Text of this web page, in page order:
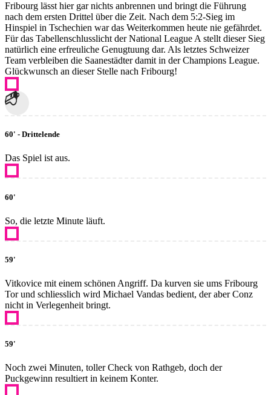
Fribourg lässt hier gar nichts anbrennen und bringt die Führung
nach dem ersten Drittel über die Zeit. Nach dem 5:2-Sieg im
Hinspiel in Tschechien war das Weiterkommen heute nie gefährdet.
Für das Tabellenschlusslicht der National League A stellt dieser Sieg
natürlich eine erfreuliche Genugtuung dar. Als letztes Schweizer
Team verbleiben die Saanestädter damit in der Champions League.
Glückwunsch an dieser Stelle nach Fribourg!
60' - Drittelende
Das Spiel ist aus.
60'
So, die letzte Minute läuft.
59'
Vitkovice mit einem schönen Angriff. Da kurven sie ums Fribourg
Tor und schliesslich wird Michael Vandas bedient, der aber Conz
nicht in Verlegenheit bringt.
59'
Noch zwei Minuten, toller Check von Rathgeb, doch der
Puckgewinn resultiert in keinem Konter.